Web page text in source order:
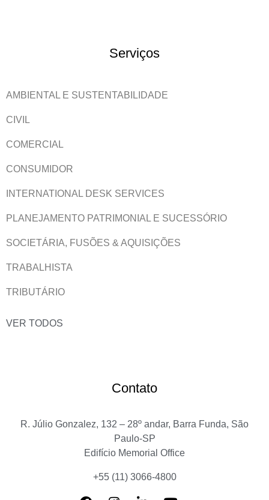
Serviços
AMBIENTAL E SUSTENTABILIDADE
CIVIL
COMERCIAL
CONSUMIDOR
INTERNATIONAL DESK SERVICES
PLANEJAMENTO PATRIMONIAL E SUCESSÓRIO
SOCIETÁRIA, FUSÕES & AQUISIÇÕES
TRABALHISTA
TRIBUTÁRIO
VER TODOS
Contato
R. Júlio Gonzalez, 132 – 28º andar, Barra Funda, São
Paulo-SP
Edifício Memorial Office
+55 (11) 3066-4800